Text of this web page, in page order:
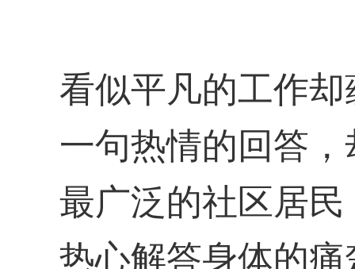
看似平凡的工作
一句热情的回答
最广泛的社区居
热心解答身体的